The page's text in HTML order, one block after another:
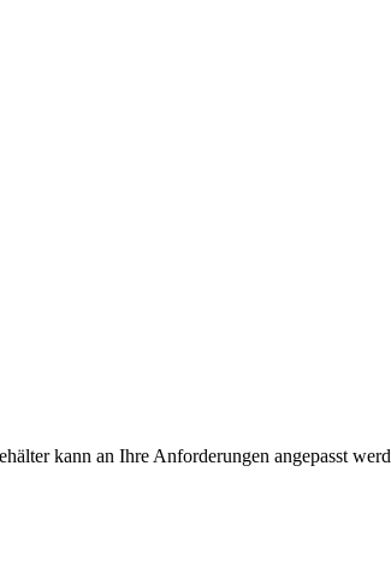
kann an Ihre Anforderungen angepasst